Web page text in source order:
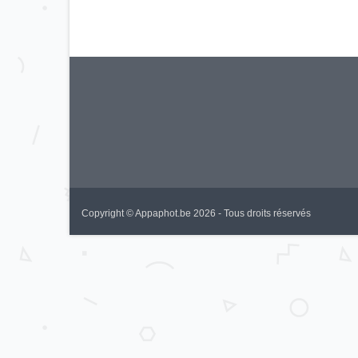
Copyright © Appaphot.be 2026 - Tous droits réservés